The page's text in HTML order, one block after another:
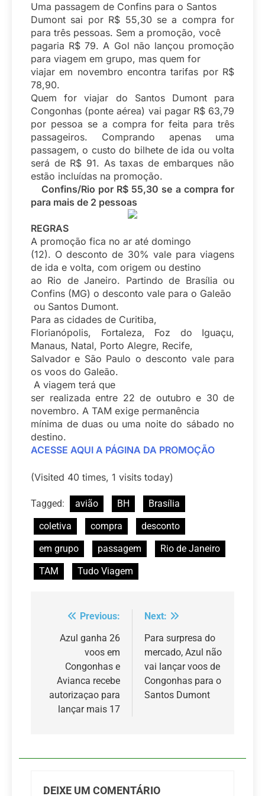
Uma passagem de Confins para o Santos
Dumont sai por R$ 55,30 se a compra for
para três pessoas. Sem a promoção, você
pagaria R$ 79. A Gol não lançou promoção
para viagem em grupo, mas quem for
viajar em novembro encontra tarifas por R$
78,90.
Quem for viajar do Santos Dumont para
Congonhas (ponte aérea) vai pagar R$ 63,79
por pessoa se a compra for feita para três
passageiros. Comprando apenas uma
passagem, o custo do bilhete de ida ou volta
será de R$ 91. As taxas de embarques não
estão incluídas na promoção.
Confins/Rio por R$ 55,30 se a compra for
para mais de 2 pessoas
REGRAS
A promoção fica no ar até domingo
(12). O desconto de 30% vale para viagens
de ida e volta, com origem ou destino
ao Rio de Janeiro. Partindo de Brasília ou
Confins (MG) o desconto vale para o Galeão
ou Santos Dumont.
Para as cidades de Curitiba,
Florianópolis, Fortaleza, Foz do Iguaçu,
Manaus, Natal, Porto Alegre, Recife,
Salvador e São Paulo o desconto vale para
os voos do Galeão.
A viagem terá que
ser realizada entre 22 de outubro e 30 de
novembro. A TAM exige permanência
mínima de duas ou uma noite do sábado no
destino.
ACESSE AQUI A PÁGINA DA PROMOÇÃO
(Visited 40 times, 1 visits today)
Tagged: avião BH
Brasília
coletiva
compra
desconto
em grupo
passagem
Rio de Janeiro
TAM
Tudo Viagem
Navegação
Post
Previous:
Azul ganha 26
voos em
Congonhas e
Avianca recebe
autorizaçao para
lançar mais 17
Next:
Para surpresa do
mercado, Azul não
vai lançar voos de
Congonhas para o
Santos Dumont
DEIXE UM COMENTÁRIO